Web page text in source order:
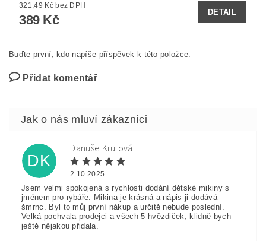
321,49 Kč bez DPH
389 Kč
DETAIL
Buďte první, kdo napíše příspěvek k této položce.
Přidat komentář
DK
Danuše Krulová
2.10.2025
Jsem velmi spokojená s rychlosti dodání dětské mikiny s
jménem pro rybáře. Mikina je krásná a nápis ji dodává
šmrnc. Byl to můj první nákup a určitě nebude poslední.
Velká pochvala prodejci a všech 5 hvězdiček, klidně bych
ještě nějakou přidala.